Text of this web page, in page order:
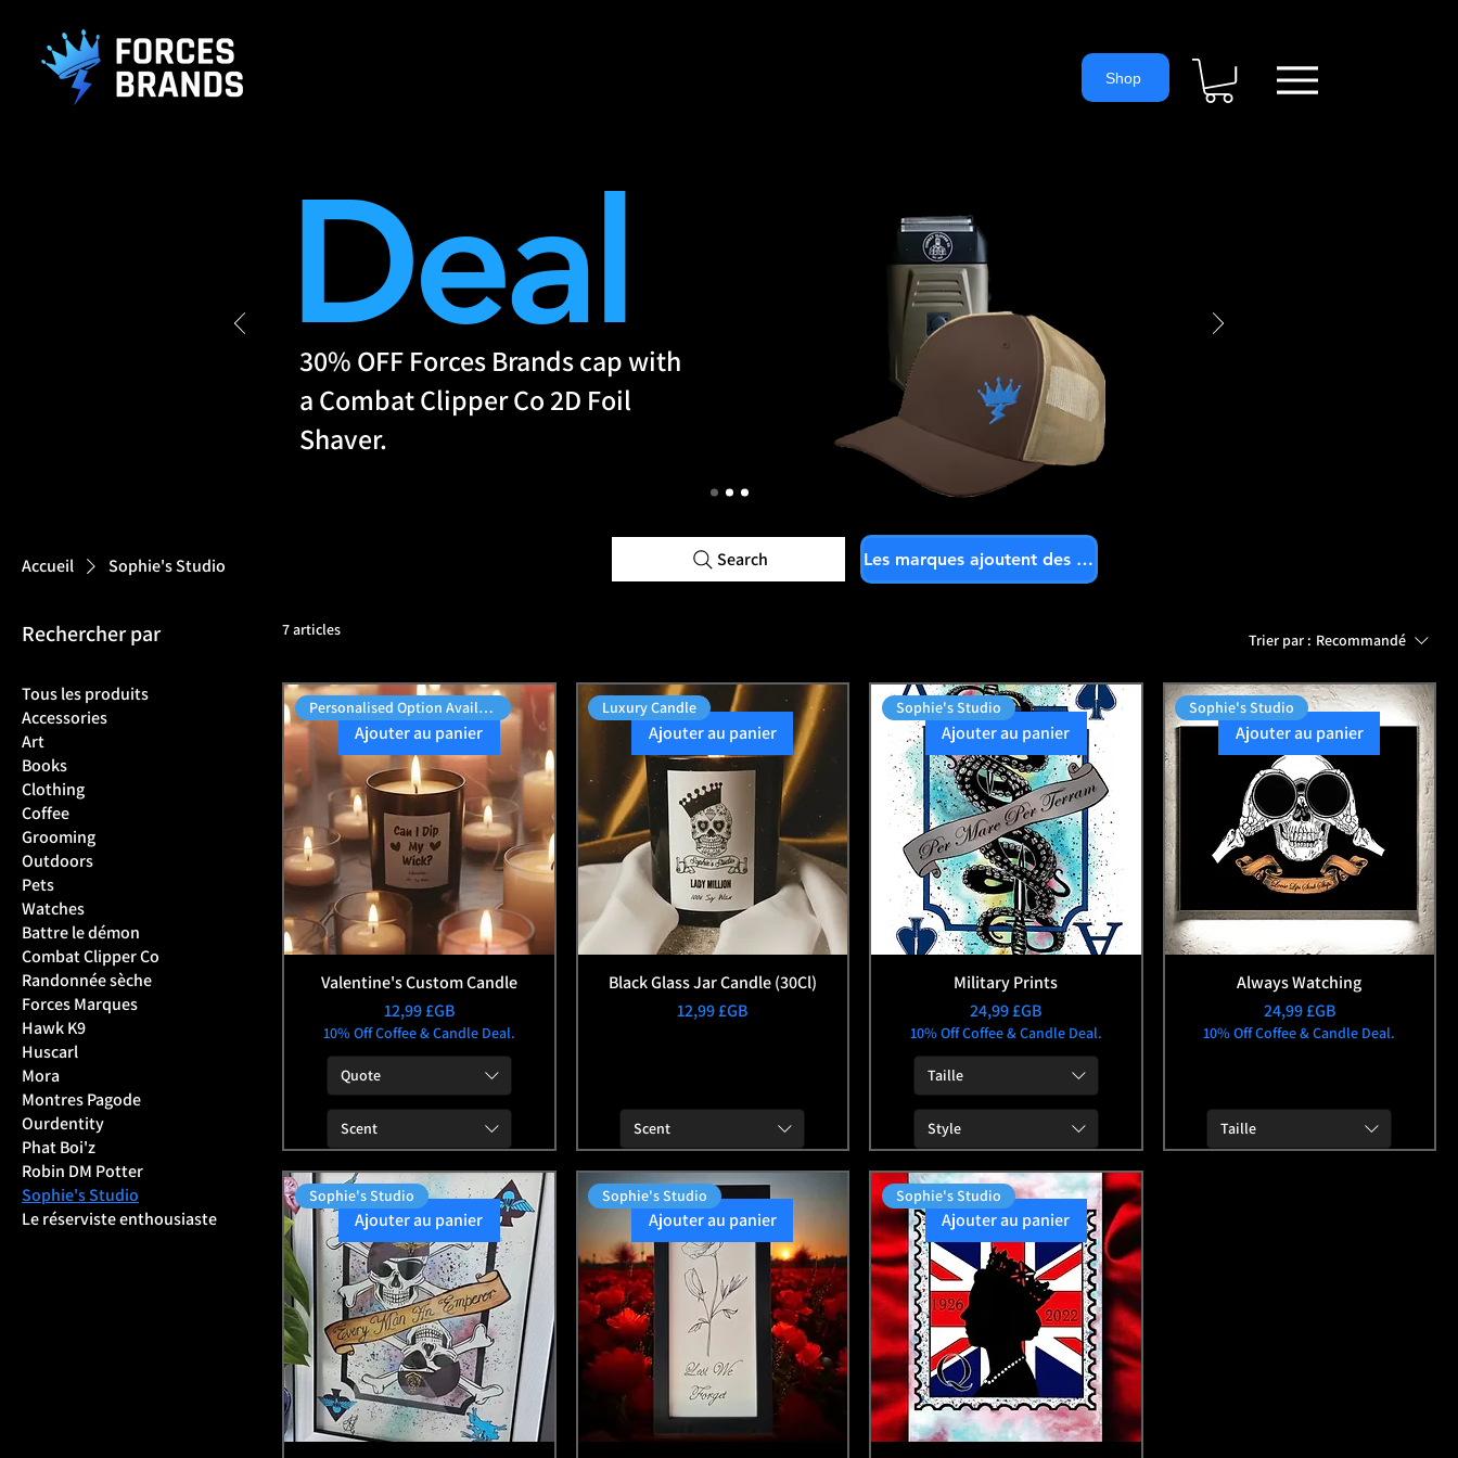
Shop
Deal
30% OFF Forces Brands cap with
a Combat Clipper Co 2D Foil
Shaver.
Accueil Sophie's Studio
Rechercher par
Tous les produits
Accessories
Art
Books
Clothing
Coffee
Grooming
Outdoors
Pets
Watches
Battre le démon
Combat Clipper Co
Randonnée sèche
Forces Marques
Hawk K9
Huscarl
Mora
Montres Pagode
Ourdentity
Phat Boi'z
Robin DM Potter
Sophie's Studio
Le réserviste enthousiaste
7 articles
Trier par : Recommandé
Ajouter au panier
Personalised Option Available
Valentine's Custom Candle
Prix
12,99 £GB
10% Off Coffee & Candle Deal.
Quote
Scent
Ajouter au panier
Luxury Candle
Black Glass Jar Candle (30Cl)
Prix
12,99 £GB
Scent
Ajouter au panier
Sophie's Studio
Military Prints
Prix
24,99 £GB
10% Off Coffee & Candle Deal.
Taille
Style
Ajouter au panier
Sophie's Studio
Always Watching
Prix
24,99 £GB
10% Off Coffee & Candle Deal.
Taille
Ajouter au panier
Sophie's Studio
Ajouter au panier
Sophie's Studio
Ajouter au panier
Sophie's Studio
Search Les marques ajoutent des produits